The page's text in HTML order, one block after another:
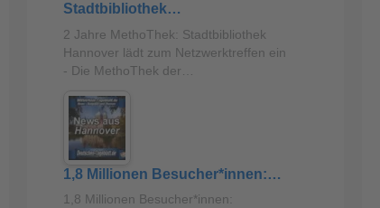
Stadtbibliothek…
2 Jahre MethoThek: Stadtbibliothek
Hannover lädt zum Netzwerktreffen ein
- Die MethoThek der…
1,8 Millionen Besucher*innen:…
1,8 Millionen Besucher*innen: